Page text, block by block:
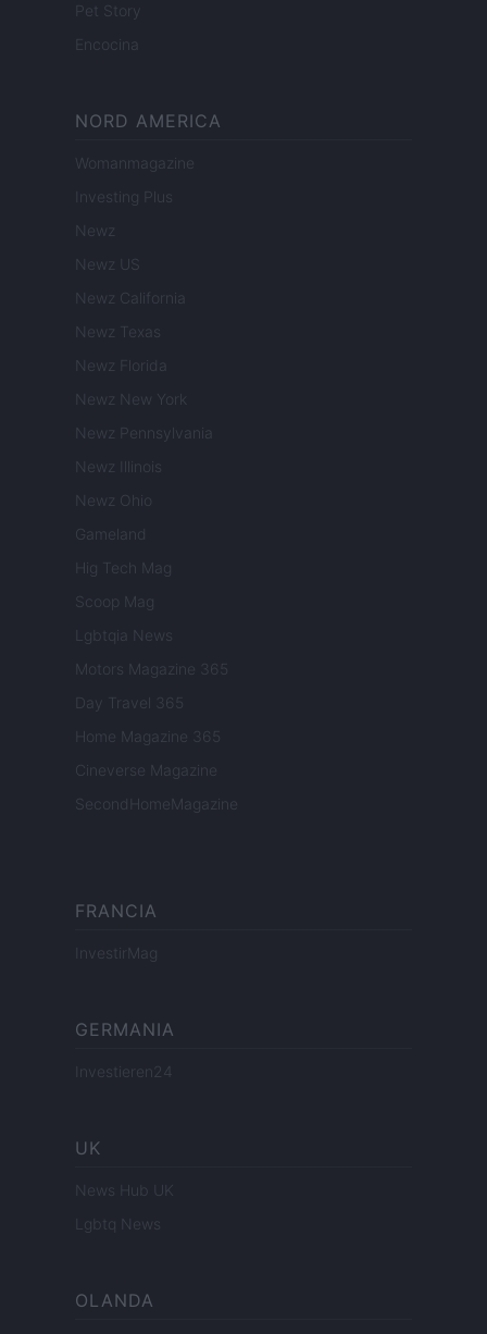
Pet Story
Encocina
NORD AMERICA
Womanmagazine
Investing Plus
Newz
Newz US
Newz California
Newz Texas
Newz Florida
Newz New York
Newz Pennsylvania
Newz Illinois
Newz Ohio
Gameland
Hig Tech Mag
Scoop Mag
Lgbtqia News
Motors Magazine 365
Day Travel 365
Home Magazine 365
Cineverse Magazine
SecondHomeMagazine
FRANCIA
InvestirMag
GERMANIA
Investieren24
UK
News Hub UK
Lgbtq News
OLANDA